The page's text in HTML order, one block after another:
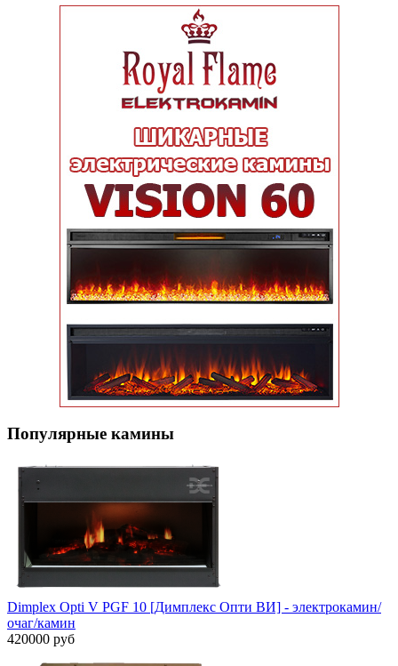
Популярные кaмины
Dimplex Opti V PGF 10 [Димплекс Опти ВИ] - электрокамин/
очаг/камин
420000 руб